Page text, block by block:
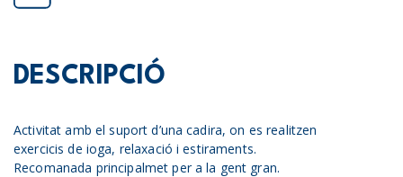
DESCRIPCIÓ
Activitat amb el suport d’una cadira, on es realitzen
exercicis de ioga, relaxació i estiraments.
Recomanada principalmet per a la gent gran.